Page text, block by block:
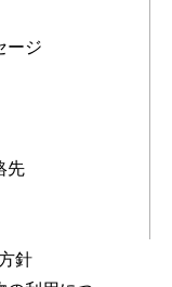
ージ
先
針